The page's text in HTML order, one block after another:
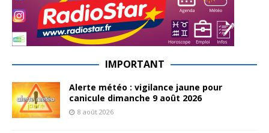
IMPORTANT
Alerte météo : vigilance jaune pour
canicule dimanche 9 août 2026
8 août 2026